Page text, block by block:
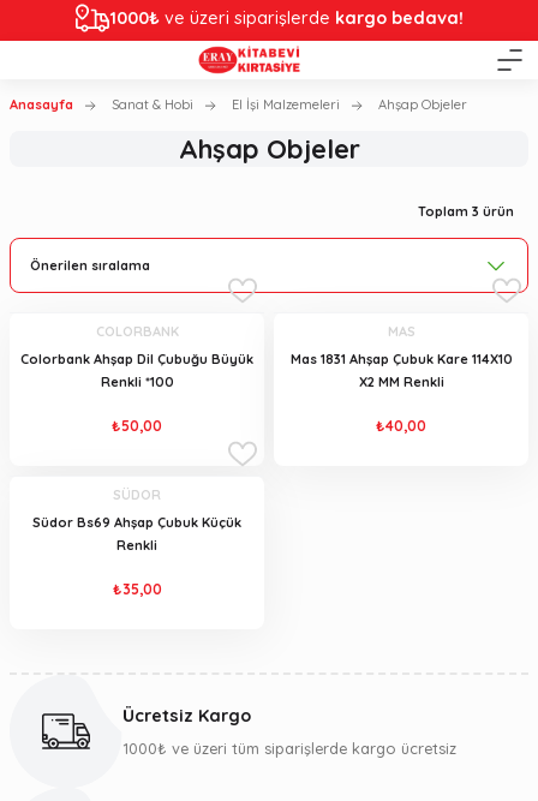
1000₺ ve üzeri siparişlerde kargo bedava!
Anasayfa Sanat & Hobi El İşi Malzemeleri Ahşap Objeler
Ahşap Objeler
Toplam 3 ürün
COLORBANK
Colorbank Ahşap Dil Çubuğu Büyük
Renkli *100
₺50,00
MAS
Mas 1831 Ahşap Çubuk Kare 114X10
X2 MM Renkli
₺40,00
SÜDOR
Südor Bs69 Ahşap Çubuk Küçük
Renkli
₺35,00
Ücretsiz Kargo
1000₺ ve üzeri tüm siparişlerde kargo ücretsiz